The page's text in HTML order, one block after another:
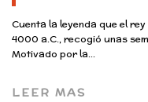
Cuenta la leyenda que el
4000 a.C., recogió unas
Motivado por la...
LEER MAS